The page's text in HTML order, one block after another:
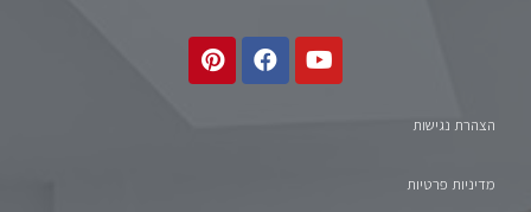
הצהרת נגישות
מדיניות פרטיות